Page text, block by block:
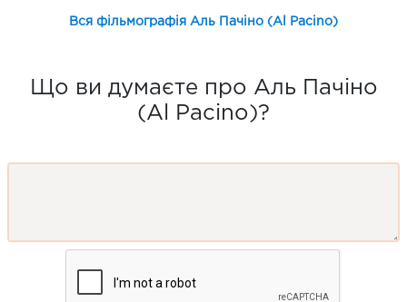
Вся фільмографія Аль Пачіно (Al Pacino)
Що ви думаєте про Аль Пачіно
(Al Pacino)?